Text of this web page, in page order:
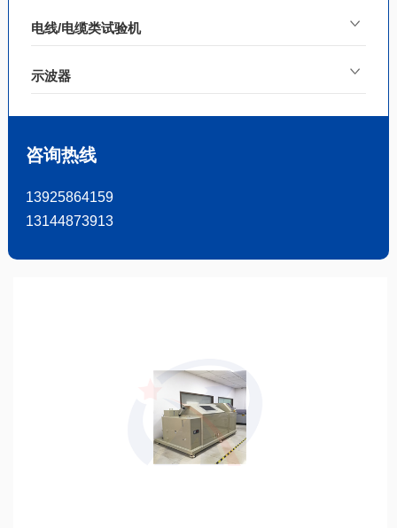
电线/电缆类试验机
示波器
咨询热线
13925864159
13144873913